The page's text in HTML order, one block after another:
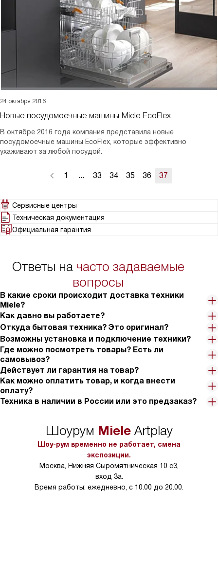
24 октября 2016
Новые посудомоечные машины Miele EcoFlex
В октябре 2016 года компания представила новые
посудомоечные машины EcoFlex, которые эффективно
ухаживают за любой посудой.
1 ... 33 34 35 36 37
Сервисные центры
Техническая документация
Официальная гарантия
Ответы на часто задаваемые
вопросы
В какие сроки происходит доставка техники
Miele?
Как давно вы работаете?
Откуда бытовая техника? Это оригинал?
Возможны установка и подключение техники?
Где можно посмотреть товары? Есть ли
самовывоз?
Действует ли гарантия на товар?
Как можно оплатить товар, и когда внести
оплату?
Техника в наличии в России или это предзаказ?
Шоурум MieleArtplay
Шоу-рум временно не работает, смена
экспозиции.
Москва, Нижняя Сыромятническая 10 с3,
вход 3а.
Время работы: ежедневно, с 10.00 до 20.00.